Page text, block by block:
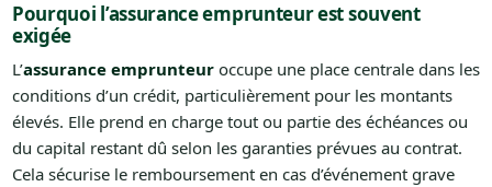
Pourquoi l’assurance emprunteur est souvent
exigée
L’assurance emprunteuroccupe une place centrale dans les
conditions d’un crédit, particulièrement pour les montants
élevés. Elle prend en charge tout ou partie des échéances ou
du capital restant dû selon les garanties prévues au contrat.
Cela sécurise le remboursement en cas d’événement grave